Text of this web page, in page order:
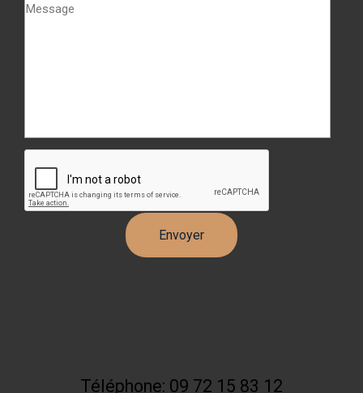
Téléphone: 09 72 15 83 12